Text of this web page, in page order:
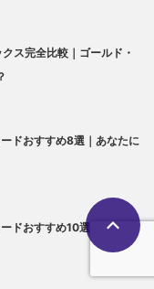
ス完全比較｜ゴールド・
ドおすすめ8選｜あなたに
ドおすすめ10選｜あなた